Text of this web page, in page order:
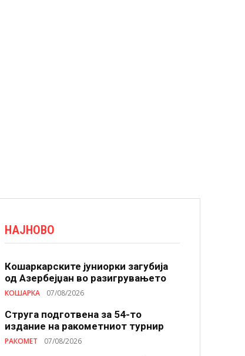
НАЈНОВО
Кошаркарските јуниорки загубија
од Азербејџан во разигрувањето
КОШАРКА 07/08/2026
Струга подготвена за 54-то
издание на ракометниот турнир
РАКОМЕТ 07/08/2026